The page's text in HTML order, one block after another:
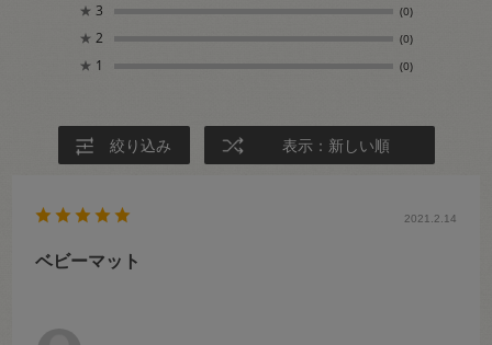
★ 3 (0)
★ 2 (0)
★ 1 (0)
絞り込み 表示：新しい順
2021.2.14
ベビーマット